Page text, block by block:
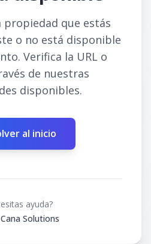
propiedad que estás
o no está disponible
Verifica la URL o
de nuestras
disponibles.
al inicio
ayuda?
Solutions